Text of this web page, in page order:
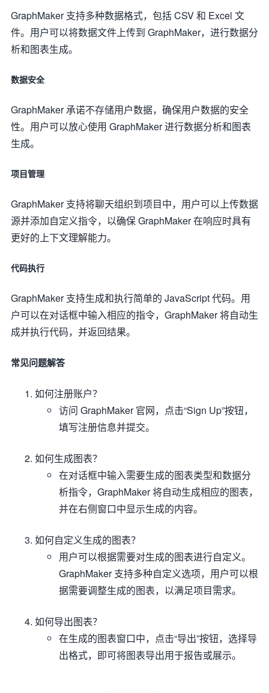
GraphMaker 支持多种数据格式，包括 CSV 和 Excel 文
件。用户可以将数据文件上传到 GraphMaker，进行数据分
析和图表生成。
数据安全
GraphMaker 承诺不存储用户数据，确保用户数据的安全
性。用户可以放心使用 GraphMaker 进行数据分析和图表
生成。
项目管理
GraphMaker 支持将聊天组织到项目中，用户可以上传数据
源并添加自定义指令，以确保 GraphMaker 在响应时具有
更好的上下文理解能力。
代码执行
GraphMaker 支持生成和执行简单的 JavaScript 代码。用
户可以在对话框中输入相应的指令，GraphMaker 将自动生
成并执行代码，并返回结果。
常见问题解答
如何注册账户？
访问 GraphMaker 官网，点击“Sign Up”按钮，
填写注册信息并提交。
如何生成图表？
在对话框中输入需要生成的图表类型和数据分
析指令，GraphMaker 将自动生成相应的图表，
并在右侧窗口中显示生成的内容。
如何自定义生成的图表？
用户可以根据需要对生成的图表进行自定义。
GraphMaker 支持多种自定义选项，用户可以根
据需要调整生成的图表，以满足项目需求。
如何导出图表？
在生成的图表窗口中，点击“导出”按钮，选择导
出格式，即可将图表导出用于报告或展示。